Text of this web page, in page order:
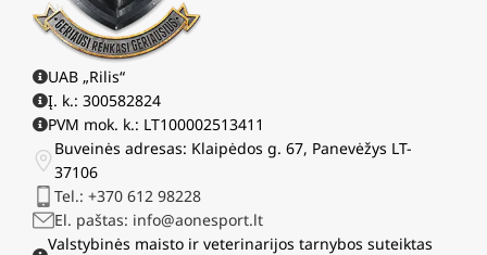
UAB „Rilis“
Į. k.: 300582824
PVM mok. k.: LT100002513411
Buveinės adresas: Klaipėdos g. 67, Panevėžys LT-
37106
Tel.: +370 612 98228
El. paštas: info@aonesport.lt
Valstybinės maisto ir veterinarijos tarnybos suteiktas